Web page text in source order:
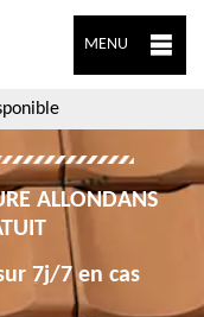
MENU
ALLONDANS
7j/7 en cas